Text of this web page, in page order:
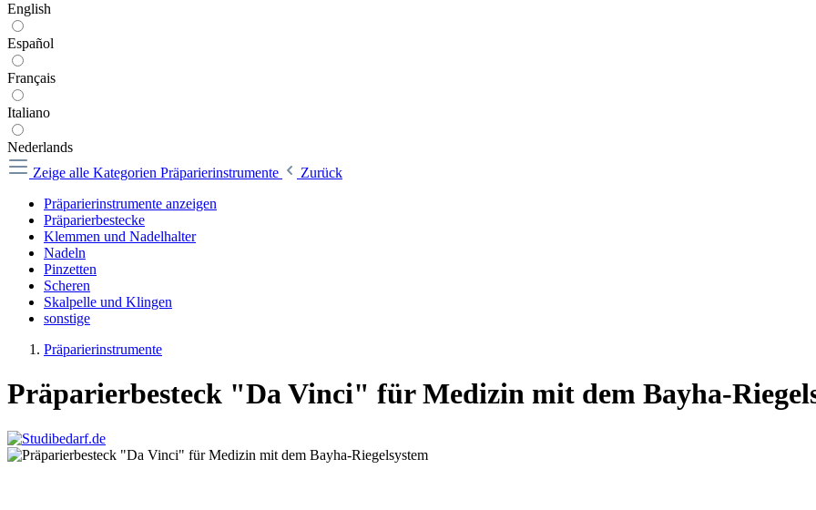
English
Español
Français
Italiano
Nederlands
Zeige alle Kategorien Präparierinstrumente
Zurück
Präparierinstrumente anzeigen
Präparierbestecke
Klemmen und Nadelhalter
Nadeln
Pinzetten
Scheren
Skalpelle und Klingen
sonstige
Präparierinstrumente
Präparierbesteck "Da Vinci" für Medizin mit dem Bayha-